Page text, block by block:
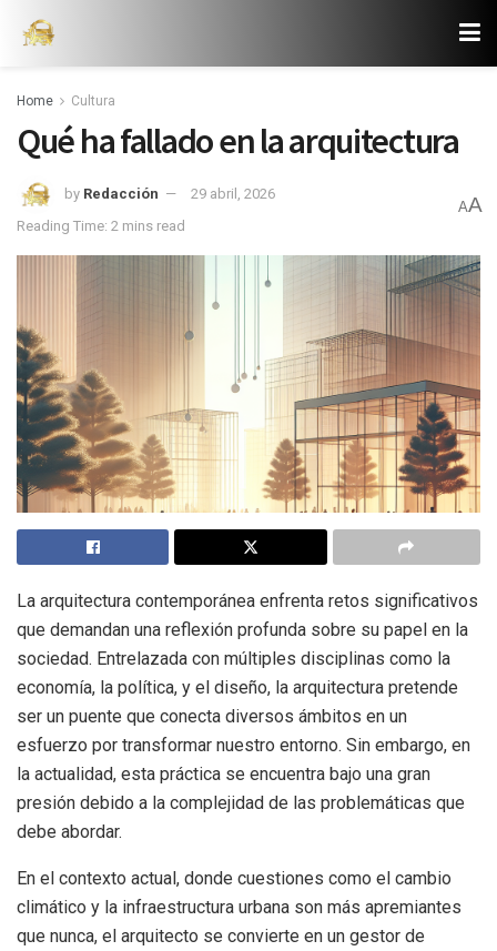
Home Cultura
Qué ha fallado en la arquitectura
by Redacción
29 abril, 2026
Reading Time: 2 mins read
AA
La arquitectura contemporánea enfrenta retos significativos
que demandan una reflexión profunda sobre su papel en la
sociedad. Entrelazada con múltiples disciplinas como la
economía, la política, y el diseño, la arquitectura pretende
ser un puente que conecta diversos ámbitos en un
esfuerzo por transformar nuestro entorno. Sin embargo, en
la actualidad, esta práctica se encuentra bajo una gran
presión debido a la complejidad de las problemáticas que
debe abordar.
En el contexto actual, donde cuestiones como el cambio
climático y la infraestructura urbana son más apremiantes
que nunca, el arquitecto se convierte en un gestor de